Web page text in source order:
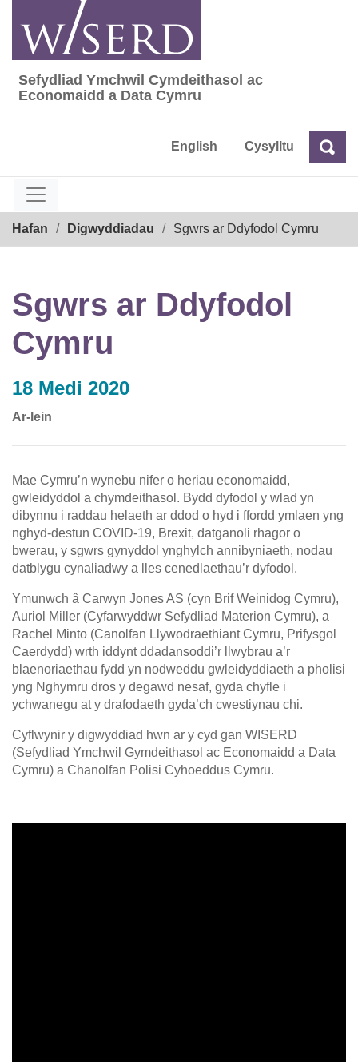
content
Sefydliad Ymchwil Cymdeithasol ac
Sefydliad Ymchwil Cymdeithasol ac
Economaidd a Data Cymru
English Cysylltu Chwilio
Hafan Digwyddiadau Sgwrs ar Ddyfodol Cymru
Sgwrs ar Ddyfodol
Cymru
18 Medi 2020
Ar-lein
Mae Cymru’n wynebu nifer o heriau economaidd,
gwleidyddol a chymdeithasol. Bydd dyfodol y wlad yn
dibynnu i raddau helaeth ar ddod o hyd i ffordd ymlaen yng
nghyd-destun COVID-19, Brexit, datganoli rhagor o
bwerau, y sgwrs gynyddol ynghylch annibyniaeth, nodau
datblygu cynaliadwy a lles cenedlaethau’r dyfodol.
Ymunwch â Carwyn Jones AS (cyn Brif Weinidog Cymru),
Auriol Miller (Cyfarwyddwr Sefydliad Materion Cymru), a
Rachel Minto (Canolfan Llywodraethiant Cymru, Prifysgol
Caerdydd) wrth iddynt ddadansoddi’r llwybrau a’r
blaenoriaethau fydd yn nodweddu gwleidyddiaeth a pholisi
yng Nghymru dros y degawd nesaf, gyda chyfle i
ychwanegu at y drafodaeth gyda’ch cwestiynau chi.
Cyflwynir y digwyddiad hwn ar y cyd gan WISERD
(Sefydliad Ymchwil Gymdeithasol ac Economaidd a Data
Cymru) a Chanolfan Polisi Cyhoeddus Cymru.